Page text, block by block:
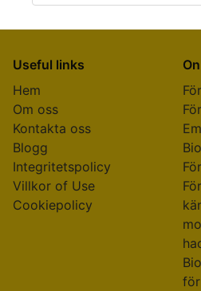
Useful links
Hem
Om oss
Kontakta oss
Blogg
Integritetspolicy
Villkor of Use
Cookiepolicy